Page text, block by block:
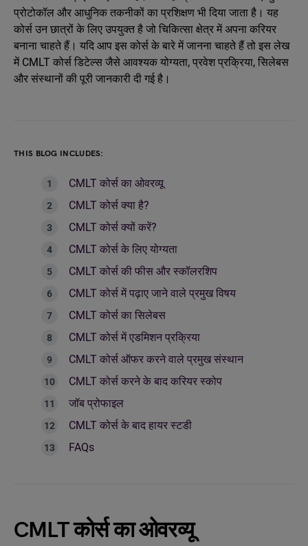
प्रोटोकॉल और आधुनिक तकनीकों का प्रशिक्षण भी दिया जाता है। यह
कोर्स उन छात्रों के लिए उपयुक्त है जो चिकित्सा क्षेत्र में अपना करियर
बनाना चाहते हैं। यदि आप इस कोर्स के बारे में जानना चाहते हैं तो इस लेख
में CMLT कोर्स डिटेल्स जैसे आवश्यक योग्यता, प्रवेश प्रक्रिया, सिलेबस
और संस्थानों की पूरी जानकारी दी गई है।
THIS BLOG INCLUDES:
CMLT कोर्स का ओवरव्यू
CMLT कोर्स क्या है?
CMLT कोर्स क्यों करें?
CMLT कोर्स के लिए योग्यता
CMLT कोर्स की फीस और स्कॉलरशिप
CMLT कोर्स में पढ़ाए जाने वाले प्रमुख विषय
CMLT कोर्स का सिलेबस
CMLT कोर्स में एडमिशन प्रक्रिया
CMLT कोर्स ऑफर करने वाले प्रमुख संस्थान
CMLT कोर्स करने के बाद करियर स्कोप
जॉब प्रोफाइल
CMLT कोर्स के बाद हायर स्टडी
FAQs
CMLT कोर्स का ओवरव्यू